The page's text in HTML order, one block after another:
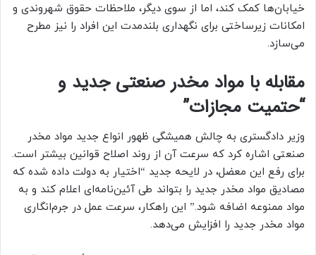
خیابان‌ها کمک کند، اما از سوی دیگر، ملاحظات حقوق شهروندی و
امکانات زیرساختی برای نگهداری بلندمدت این افراد را نیز مطرح
می‌سازد.
مقابله با مواد مخدر صنعتی جدید و
“حتمیت مجازات”
وزیر دادگستری به چالش همیشگی ظهور انواع جدید مواد مخدر
صنعتی اشاره کرد که سرعت آن از روند اصلاح قوانین بیشتر است.
برای رفع این معضل، در لایحه جدید “اختیار به دولت داده شده که
مصادیق مواد مخدر جدید را بتواند طی آئین‌نامه‌ای اعلام کند و به
مواد ممنوعه اضافه شود.” این راهکار، سرعت عمل در جرم‌انگاری
مواد مخدر جدید را افزایش می‌دهد.